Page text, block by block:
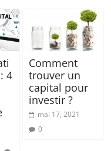
4
Comment
trouver un
capital pour
investir ?
mai 17, 2021
0